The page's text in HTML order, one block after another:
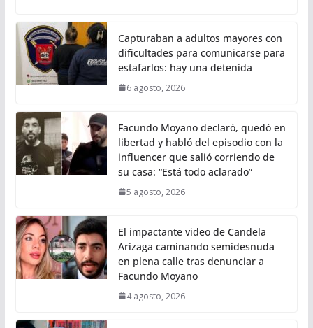
Capturaban a adultos mayores con
dificultades para comunicarse para
estafarlos: hay una detenida
6 agosto, 2026
Facundo Moyano declaró, quedó en
libertad y habló del episodio con la
influencer que salió corriendo de
su casa: “Está todo aclarado”
5 agosto, 2026
El impactante video de Candela
Arizaga caminando semidesnuda
en plena calle tras denunciar a
Facundo Moyano
4 agosto, 2026